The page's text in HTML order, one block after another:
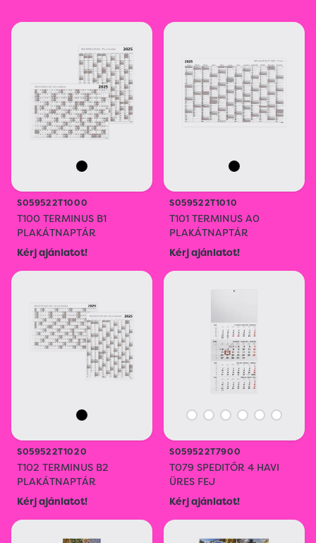
S059522T1000
T100 TERMINUS B1
PLAKÁTNAPTÁR
Kérj ajánlatot!
S059522T1010
T101 TERMINUS A0
PLAKÁTNAPTÁR
Kérj ajánlatot!
S059522T1020
T102 TERMINUS B2
PLAKÁTNAPTÁR
Kérj ajánlatot!
S059522T7900
T079 SPEDITŐR 4 HAVI
ÜRES FEJ
Kérj ajánlatot!